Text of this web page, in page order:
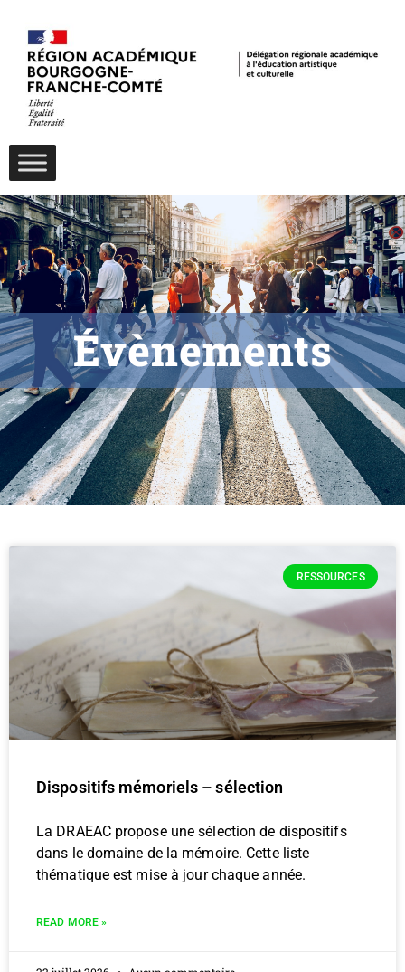
Évènements
RESSOURCES
Dispositifs mémoriels – sélection
La DRAEAC propose une sélection de dispositifs
dans le domaine de la mémoire. Cette liste
thématique est mise à jour chaque année.
READ MORE »